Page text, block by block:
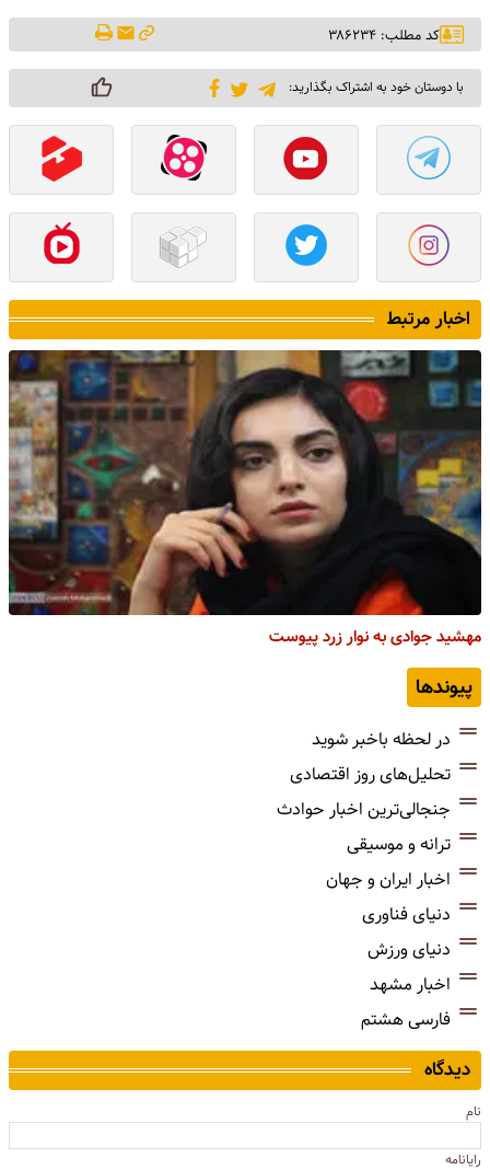
کد مطلب: ۳۸۶۲۳۴
با دوستان خود به اشتراک بگذارید:
اخبار مرتبط
مهشید جوادی به نوار زرد پیوست
پیوندها
در لحظه باخبر شوید
تحلیل‌های روز اقتصادی
جنجالی‌ترین اخبار حوادث
ترانه و موسیقی
اخبار ایران و جهان
دنیای فناوری
دنیای ورزش
اخبار مشهد
فارسی هشتم
دیدگاه
نام
رایانامه